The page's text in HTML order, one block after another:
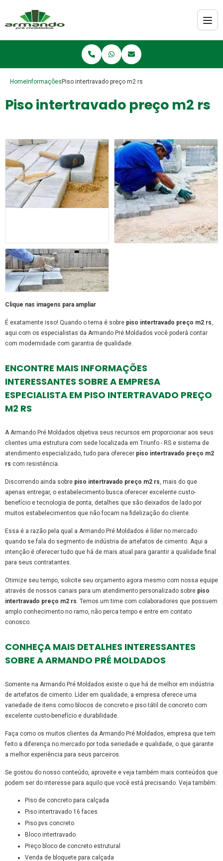
Home Informações Piso intertravado preço m2 rs
Piso intertravado preço m2 rs
Clique nas imagens para ampliar
É exatamente isso! Quando o tema é sobre piso intertravado preço m2 rs
aqui com os especialistas da Armando Pré Moldados você poderá contar
com modernidade com garantia de qualidade.
ENCONTRE MAIS INFORMAÇÕES
INTERESSANTES SOBRE A EMPRESA
ESPECIALISTA EM PISO INTERTRAVADO PREÇO
M2 RS
A Armando Pré Moldados objetiva seus recursos em proporcionar aos seus
clientes uma estrutura com sede localizada em Triunfo - RS e sistema de
atendimento especializado, tudo para oferecer piso intertravado preço m2
rs com resistência.
Discorrendo ainda sobre piso intertravado preço m2 rs , mais do que
apenas entregar, o estabelecimento busca oferecer excelente custo-
benefício e tecnologia de ponta, detalhes que são deixados de lado por
muitos estabelecimentos que não focam na fidelização do cliente.
Essa é a razão pela qual a Armando Pré Moldados é líder no mercado
quando se fala do segmento de indústria de artefatos de cimento. Aqui a
intenção é oferecer tudo que há de mais atual para garantir a qualidade final
para seus contratantes.
Otimize seu tempo, solicite seu orçamento agora mesmo com nossa equipe
através de nossos canais para um atendimento personalizado sobre piso
intertravado preço m2 rs . Temos um time com colaboradores que possuem
amplo conhecimento no ramo, não perca tempo e entre em contato
conosco.
CONHEÇA MAIS DETALHES INTERESSANTES
SOBRE A ARMANDO PRÉ MOLDADOS
Somente na Armando Pré Moldados existe o que há de melhor em indústria
de artefatos de cimento. Líder em qualidade, a empresa oferece uma
variedade de itens como blocos de concreto e piso tátil de concreto com
excelente custo-benefício e durabilidade.
Faça como os muitos clientes da Armando Pré Moldados, empresa que tem
feito a diferença no mercado por toda seriedade e qualidade, o que garante
a melhor experiência para seus parceiros.
Se gostou do nosso conteúdo, aproveite e veja também mais conteúdos que
podem ser do interesse para aquilo que você está precisando. Veja também:
piso de concreto para calçada
piso intertravado 16 faces
piso pvs concreto
bloco intertravado
preço bloco de concreto estrutural
venda de bloquete para calçada